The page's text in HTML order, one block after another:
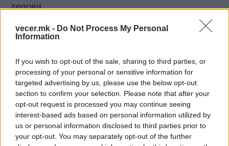
vecer.mk - Do Not Process My Personal
Information
If you wish to opt-out of the sale, sharing to third parties, or
processing of your personal or sensitive information for
targeted advertising by us, please use the below opt-out
section to confirm your selection. Please note that after your
opt-out request is processed you may continue seeing
interest-based ads based on personal information utilized by
us or personal information disclosed to third parties prior to
your opt-out. You may separately opt-out of the further
делови.
На „Тему“ му беше даден рок од 28 август 2026
од Законот за дигитални услуги, пишува
„tportal“.
Планот мора да содржи мерки за отстранување
на прекршувањата на обврските за проценка на
ризикот. Одборот за дигитални услуги потоа ќе
има еден месец од приемот на планот за да го
издаде своето мислење, а Комисијата ќе има